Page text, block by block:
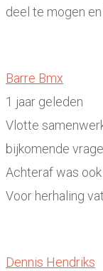
deel te mogen
Barre Bmx
1 jaar geleden
Vlotte
bijkomende
Achteraf was
Voor herhaling
Dennis Hendriks